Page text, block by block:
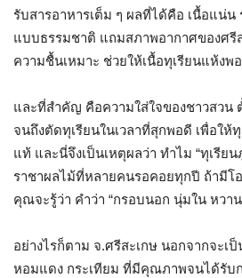
รับสารอาหารเต็ม ๆ ผลที่ได้คือ เนื้อแน่
แบบธรรมชาติ แถมสภาพอากาศของศรี
ความชื้นเหมาะ ช่วยให้เนื้อทุเรียนแห้งพ
และที่สำคัญ คือความใส่ใจของชาวสว
จนถึงตัดทุเรียนในเวลาที่สุกพอดี เพื่อให้
แท้ และนี่จึงเป็นเหตุผลว่า ทำไม “ทุเรียน
ราชาผลไม้ที่หลายคนรอคอยทุกปี ถ้ามีโ
คุณจะรู้ว่า คำว่า “กรอบนอก นุ่มใน หวา
อย่างไรก็ตาม จ.ศรีสะเกษ นอกจากจะเ
หอมแดง กระเทียม ที่มีคุณภาพจนได้รับ